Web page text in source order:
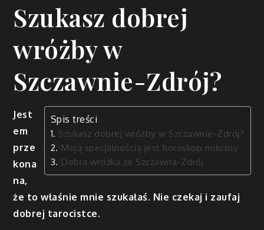
Szukasz dobrej
wróżby w
Szczawnie-Zdrój?
Spis treści
Szukasz dobrej wróżby w Szczawnie-Zdrój?
Moją specjalnością jest horoskop miłosny
Dobra wróżka ze Szczawna-Zdrój
Jest
em
prze
kona
na,
że to właśnie mnie szukałaś. Nie czekaj i zaufaj
dobrej tarocistce.